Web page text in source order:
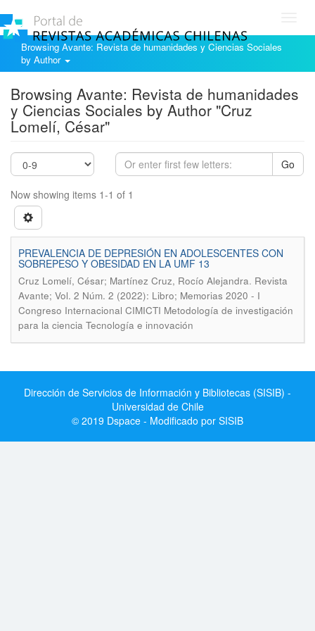
Browsing Avante: Revista de humanidades y Ciencias Sociales
by Author
Browsing Avante: Revista de humanidades
y Ciencias Sociales by Author "Cruz
Lomelí, César"
Go
Now showing items 1-1 of 1
PREVALENCIA DE DEPRESIÓN EN ADOLESCENTES CON
SOBREPESO Y OBESIDAD EN LA UMF 13
Cruz Lomelí, César; Martínez Cruz, Rocío Alejandra. Revista
Avante; Vol. 2 Núm. 2 (2022): Libro; Memorias 2020 - I
Congreso Internacional CIMICTI Metodología de investigación
para la ciencia Tecnología e innovación
Dirección de Servicios de Información y Bibliotecas (SISIB) -
Universidad de Chile
© 2019 Dspace - Modificado por SISIB